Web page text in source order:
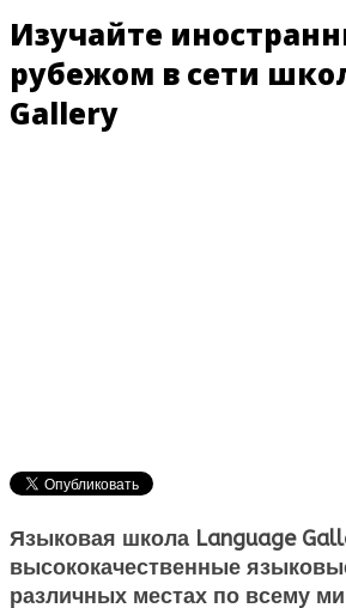
Изучайте
рубежом в сети
Gallery
Языковая школа Language
высококачественные
различных местах по всему